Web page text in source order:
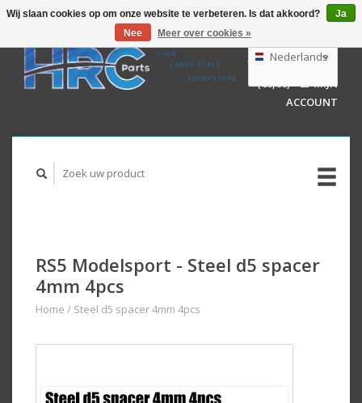
GBP
AUD
Nederlands
Deutsch
English
WINKELWAGEN
(€0,00)
MIJN
ACCOUNT
RS5 Modelsport - Steel d5 spacer
4mm 4pcs
Home / Steel d5 spacer 4mm 4pcs
Wij slaan cookies op om onze website te verbeteren. Is dat akkoord?
Ja
Nee
Meer over cookies »